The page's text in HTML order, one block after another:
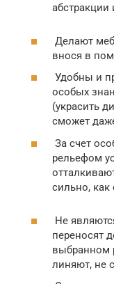
абстракции
Делают
внося в
Удобны и
особых
(украсить
сможет
За счет
рельефом
сильно,
Не
переносят
выбранном
линяют, не